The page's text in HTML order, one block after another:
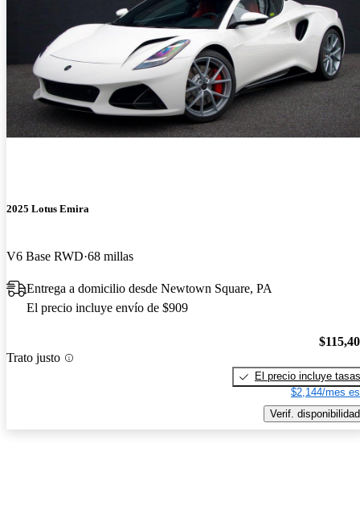
2025 Lotus Emira
V6 Base RWD 68 millas
Entrega a domicilio desde Newtown Square, PA
El precio incluye envío de $909
Trato justo
El precio incluye tasas
$2,144/mes
Verif. disponibilidad